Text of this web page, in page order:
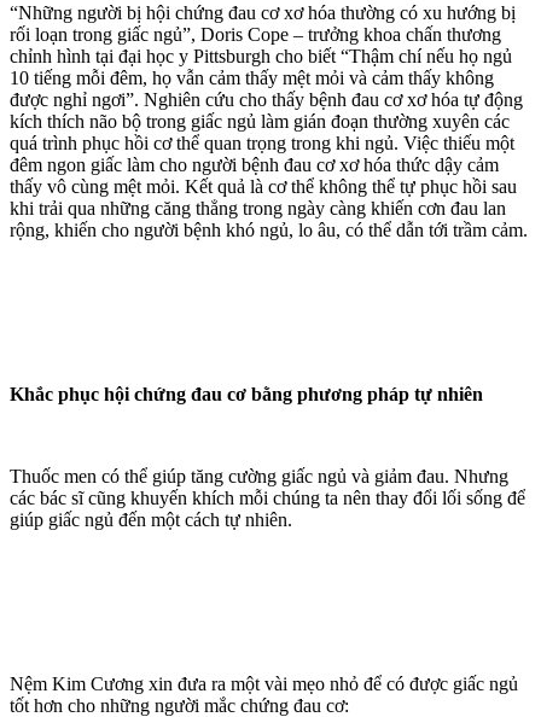
“Những người bị hội chứng đau cơ xơ hóa thường có xu hướng bị
rối loạn trong giấc ngủ”, Doris Cope – trưởng khoa chấn thương
chỉnh hình tại đại học y Pittsburgh cho biết “Thậm chí nếu họ ngủ
10 tiếng mỗi đêm, họ vẫn cảm thấy mệt mỏi và cảm thấy không
được nghỉ ngơi”. Nghiên cứu cho thấy bệnh đau cơ xơ hóa tự động
kích thích não bộ trong giấc ngủ làm gián đoạn thường xuyên các
quá trình phục hồi cơ thể quan trọng trong khi ngủ. Việc thiếu một
đêm ngon giấc làm cho người bệnh đau cơ xơ hóa thức dậy cảm
thấy vô cùng mệt mỏi. Kết quả là cơ thể không thể tự phục hồi sau
khi trải qua những căng thẳng trong ngày càng khiến cơn đau lan
rộng, khiến cho người bệnh khó ngủ, lo âu, có thể dẫn tới trầm cảm.
Khắc phục hội chứng đau cơ bằng phương pháp tự nhiên
Thuốc men có thể giúp tăng cường giấc ngủ và giảm đau. Nhưng
các bác sĩ cũng khuyến khích mỗi chúng ta nên thay đổi lối sống để
giúp giấc ngủ đến một cách tự nhiên.
Nệm Kim Cương xin đưa ra một vài mẹo nhỏ để có được giấc ngủ
tốt hơn cho những người mắc chứng đau cơ: